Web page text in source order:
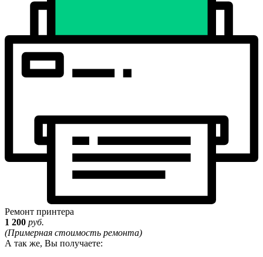
Ремонт принтера
1 200 руб.
(Примерная стоимость ремонта)
А так же, Вы получаете: